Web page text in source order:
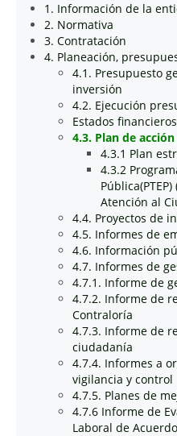
1. Información de la
2. Normativa
3. Contratación
4. Planeación,
4.1. Presupuesto
inversión
4.2. Ejecución
Estados financieros
4.3. Plan de acción
4.3.1 Plan
4.3.2
Atención al
4.4. Proyectos de
4.5. Informes de
4.6. Información
4.7. Informes de
4.7.1. Informe de
4.7.2. Informe de
Contraloría
4.7.3. Informe de
ciudadanía
4.7.4. Informes a
vigilancia y control
4.7.5. Planes de
4.7.6 Informe de
Laboral de